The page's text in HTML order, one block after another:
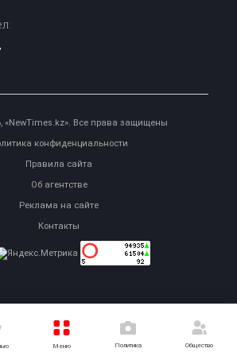
Меню Политика Общество
«NewTimes.kz». Все права защищены
конфиденциальности
Правила сайта
Об агентстве
Реклама на сайте
Контакты